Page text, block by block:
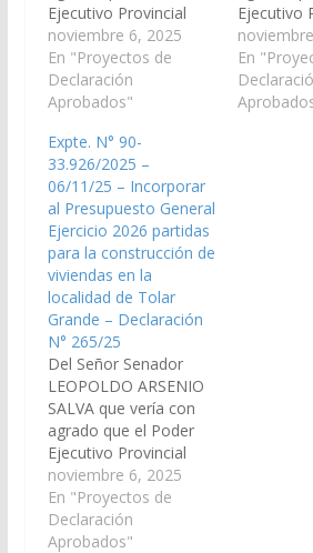
Ejecutivo Provincial
contemple incluir en el
Presupuesto 2026 la
partida necesaria para
la construcción una
localidad de Tolar
Grande, Departamento
Los Andes. (Expte. N°
90-33.934/2025, a la
Comisión de Obras
Públicas e Industria).…
noviembre 6, 2025
En "Proyectos de
Declaración
Aprobados"
Ejecutivo
contemple
partidas
para la
En
Expte. N° 90-
33.926/2025 –
06/11/25 – Incorporar
al Presupuesto General
Ejercicio 2026 partidas
para la construcción de
viviendas en la
localidad de Tolar
Grande – Declaración
N° 265/25
Del Señor Senador
LEOPOLDO ARSENIO
SALVA que vería con
agrado que el Poder
Ejecutivo Provincial
contemple incluir en el
Presupuesto 2026 la
partidas necesarias
para la construcción de
noviembre 6, 2025
En "Proyectos de
Declaración
Aprobados"